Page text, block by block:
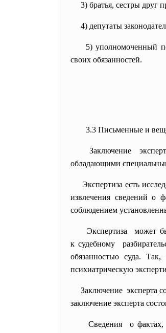
3) братья, сестры друг
4) депутаты
5) уполномоченный
своих обязанностей.
3.3 Письменные и
Заключение
обладающими
Экспертиза есть
извлечения сведений о
соблюдением
Экспертиза может
к судебному
обязанностью суда.
психиатрическую
Заключение эксперта
заключение эксперта
Сведения о фактах,